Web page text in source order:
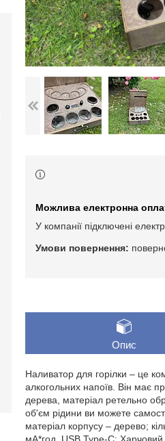
У компанії підключені
Опис
Наливатор для горілки – це
алкогольних напоїв. Він має
дерева, матеріал ретельно
об'єм рідини ви можете
матеріал корпусу – дерево;